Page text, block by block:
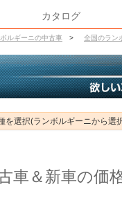
カタログ
ルギーニの中古車 > 全国のラン
を選択(ランボルギーニから選
車＆新車の価